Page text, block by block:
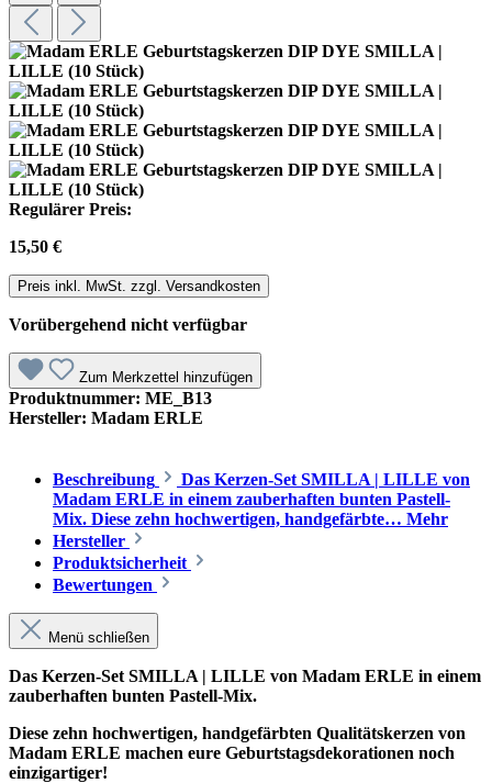
Regulärer Preis:
15,50 €
Preis inkl. MwSt. zzgl. Versandkosten
Vorübergehend nicht verfügbar
Zum Merkzettel hinzufügen
Produktnummer: ME_B13
Hersteller: Madam ERLE
Beschreibung
Das Kerzen-Set SMILLA | LILLE von
Madam ERLE in einem zauberhaften bunten Pastell-
Mix. Diese zehn hochwertigen, handgefärbte… Mehr
Hersteller
Produktsicherheit
Bewertungen
Menü schließen
Das Kerzen-Set SMILLA | LILLE von Madam ERLE in einem
zauberhaften bunten Pastell-Mix.
Diese zehn hochwertigen, handgefärbten Qualitätskerzen von
Madam ERLE machen eure Geburtstagsdekorationen noch
einzigartiger!